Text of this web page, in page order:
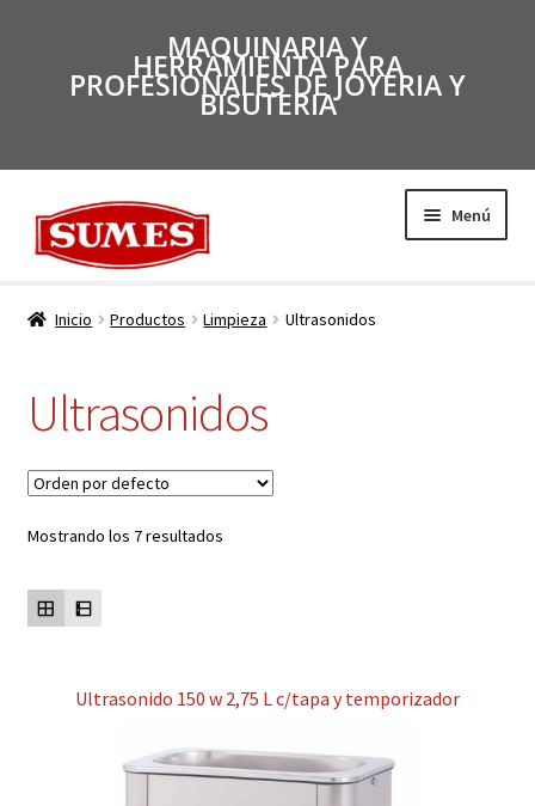
MAQUINARIA Y
HERRAMIENTA PARA
PROFESIONALES DE JOYERIA Y
BISUTERIA
Menú
Productos
Catálogos
Empresa
Inicio Productos Limpieza Ultrasonidos
Ultrasonidos
Mostrando los 7 resultados
Ultrasonido 150 w 2,75 L c/tapa y temporizador